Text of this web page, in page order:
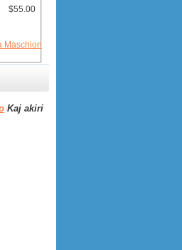
$55.00
Kaj akiri